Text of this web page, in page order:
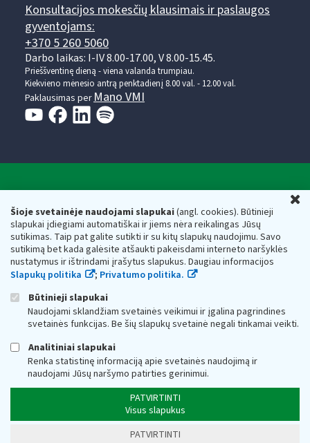
Šioje svetainėje naudojami slapukai(angl. cookies). Būtinieji
slapukai įdiegiami automatiškai ir jiems nėra reikalingas Jūsų
sutikimas. Taip pat galite sutikti ir su kitų slapukų naudojimu. Savo
sutikimą bet kada galėsite atšaukti pakeisdami interneto naršyklės
nustatymus ir ištrindami įrašytus slapukus. Daugiau informacijos
Slapukų politika
; Privatumo politika.
Būtinieji slapukai
Naudojami sklandžiam svetainės veikimui ir įgalina pagrindines
svetainės funkcijas. Be šių slapukų svetainė negali tinkamai veikti.
Analitiniai slapukai
Renka statistinę informaciją apie svetainės naudojimą ir
naudojami Jūsų naršymo patirties gerinimui.
PATVIRTINTI
Visus slapukus
PATVIRTINTI
Konsultacijos mokesčių klausimais ir paslaugos
gyventojams:
+370 5 260 5060
Darbo laikas: I-IV 8.00-17.00, V 8.00-15.45.
Prieššventinę dieną - viena valanda trumpiau.
Kiekvieno mėnesio antrą penktadienį 8.00 val. - 12.00 val.
Paklausimas per Mano VMI
Respublikos finansų ministerijos
Biudžetinė įstaiga. Juridinio asmens kodas — 188659752,
adresas: Vasario 16-osios g. 14, 01107 Vilnius, Lietuva, el.paštas:
vmi@vmi.lt, E. pristatymo dėžutės adresas 188659752
Duomenys apie Valstybinę mokesčių inspekciją prie Lietuvos
Respublikos finansų ministerijos kaupiami ir saugomi Juridinių